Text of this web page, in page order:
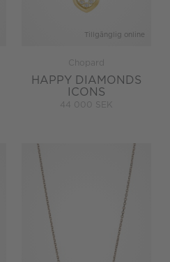
Tillgänglig online
Chopard
HAPPY DIAMONDS
ICONS
44 000 SEK